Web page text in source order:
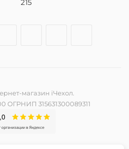
215
магазин iЧехол.
ОГРНИП 315631300089311